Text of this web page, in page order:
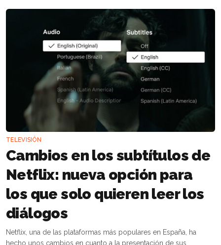
TELEVISIÓN
Cambios en los subtítulos de
Netflix: nueva opción para
los que solo quieren leer los
diálogos
Netflix, una de las plataformas más populares en España, ha
hecho unos cambios en cuanto a la presentación de sus